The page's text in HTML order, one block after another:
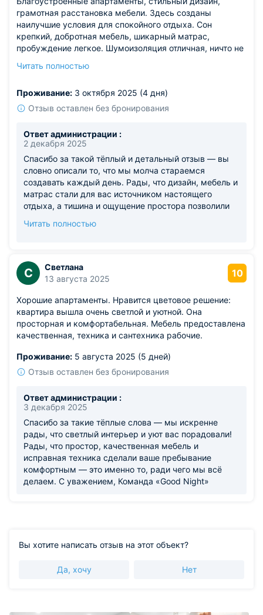
грамотная расстановка мебели. Здесь созданы
наилучшие условия для спокойного отдыха. Сон
крепкий, добротная мебель, шикарный матрас,
пробуждение легкое. Шумоизоляция отличная, ничто не
свободой движения, комната кажется огромной, уют
Читать полностью
Проживание: 3 октября 2025 (4 дня)
Отзыв оставлен без бронирования
Ответ администрации :
2 декабря 2025
Спасибо за такой тёплый и детальный отзыв — вы
словно описали то, что мы молча стараемся
создавать каждый день. Рады, что дизайн, мебель и
матрас стали для вас источником настоящего
отдыха, а тишина и ощущение простора позволили
этот уровень — чтобы каждый гость просыпался с
больше всего. С уважением, Команда «Good Night»
Читать полностью
С
Светлана
13 августа 2025
10
Хорошие апартаменты. Нравится цветовое решение:
квартира вышла очень светлой и уютной. Она
просторная и комфортабельная. Мебель предоставлена
качественная, техника и сантехника рабочие.
Проживание: 5 августа 2025 (5 дней)
Отзыв оставлен без бронирования
Ответ администрации :
3 декабря 2025
Спасибо за такие тёплые слова — мы искренне
рады, что светлый интерьер и уют вас порадовали!
Рады, что простор, качественная мебель и
исправная техника сделали ваше пребывание
комфортным — это именно то, ради чего мы всё
делаем. С уважением, Команда «Good Night»
Вы хотите написать отзыв на этот объект?
Да, хочу Нет